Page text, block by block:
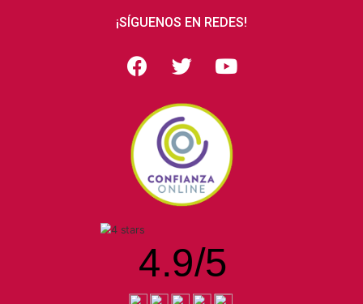
¡SÍGUENOS EN REDES!
4.9/5